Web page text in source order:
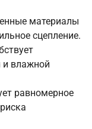
материалы
сцепление.
и влажной
равномерное